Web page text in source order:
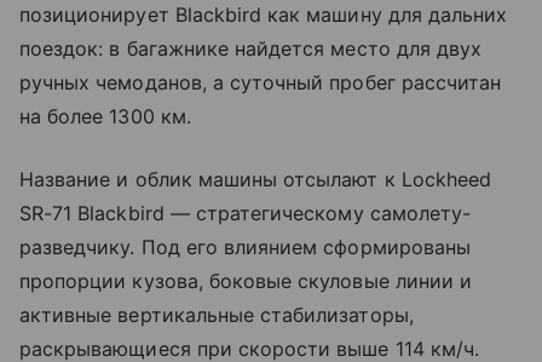
позиционирует Blackbird как машину для дальних
поездок: в багажнике найдется место для двух
ручных чемоданов, а суточный пробег рассчитан
на более 1300 км.
Название и облик машины отсылают к Lockheed
SR-71 Blackbird — стратегическому самолету-
разведчику. Под его влиянием сформированы
пропорции кузова, боковые скуловые линии и
активные вертикальные стабилизаторы,
раскрывающиеся при скорости выше 114 км/ч.